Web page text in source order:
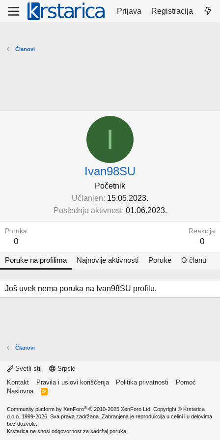
Prijava Registracija
Članovi
I
Ivan98SU
Početnik
Učlanjen 15.05.2023.
Poslednja aktivnost 01.06.2023.
Poruka
0
Reakcija
0
Poruke na profilima Najnovije aktivnosti Poruke O članu
Još uvek nema poruka na Ivan98SU profilu.
Članovi
Svetli stil
Srpski
Kontakt
Pravila i uslovi korišćenja Politika privatnosti
Pomoć
Naslovna
R
Community platform by XenForo® © 2010-2025 XenForo Ltd. Copyright © Krstarica
d.o.o. 1999-2026. Sva prava zadržana. Zabranjena je reprodukcija u celini i u delovima
bez dozvole.
Krstarica ne snosi odgovornost za sadržaj poruka.